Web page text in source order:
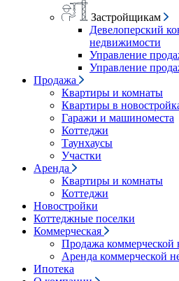
Застройщикам
Девелоперский
недвижимости
Управление
Управление
Продажа
Квартиры и комнаты
Квартиры в
Гаражи и машиноместа
Коттеджи
Таунхаусы
Участки
Аренда
Квартиры и комнаты
Коттеджи
Новостройки
Коттеджные поселки
Коммерческая
Продажа коммерческой
Аренда коммерческой
Ипотека